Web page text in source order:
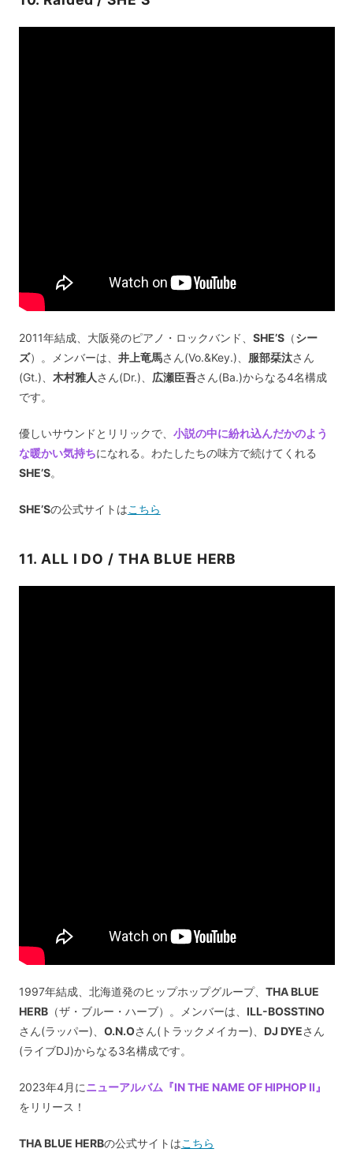
2011年結成、大阪発のピアノ・ロックバンド、 SHE’S（シー
ズ）。メンバーは、 井上竜馬さん(Vo.&Key.)、 服部栞汰さん
(Gt.)、 木村雅人 さん(Dr.)、 広瀬臣吾さん(Ba.)からなる4名構成
です。
優しいサウンドとリリックで、 小説の中に紛れ込んだかのよう
な暖かい気持ちになれる。わたしたちの味方で続けてくれる
SHE’S。
SHE’Sの公式サイトはこちら
11. ALL I DO / THA BLUE HERB
1997年結成、北海道発のヒップホップグループ、 THA BLUE
HERB（ザ・ブルー・ハーブ）。メンバーは、 ILL-BOSSTINO
さん(ラッパー)、 O.N.Oさん(トラックメイカー)、 DJ DYEさん
(ライブDJ)からなる3名構成です。
2023年4月にニューアルバム『IN THE NAME OF HIPHOP II』
をリリース！
THA BLUE HERBの公式サイトはこちら